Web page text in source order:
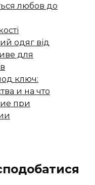
любов до
одяг від
для
ключ:
и на что
при